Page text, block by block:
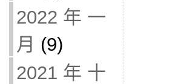
2022 年 一
月 (9)
2021 年 十